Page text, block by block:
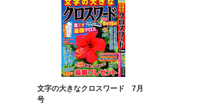
文字の大きなクロスワード 7月
号